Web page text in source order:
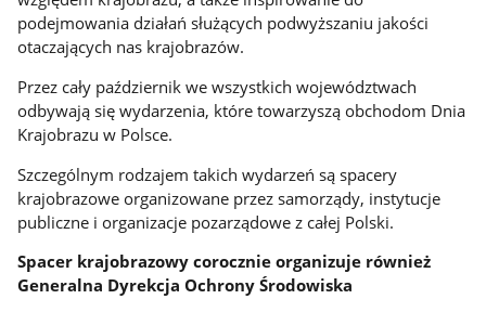
podejmowania działań służących podwyższaniu jakości
otaczających nas krajobrazów.
Przez cały październik we wszystkich województwach
odbywają się wydarzenia, które towarzyszą obchodom Dnia
Krajobrazu w Polsce.
Szczególnym rodzajem takich wydarzeń są spacery
krajobrazowe organizowane przez samorządy, instytucje
publiczne i organizacje pozarządowe z całej Polski.
Spacer krajobrazowy corocznie organizuje również
Generalna Dyrekcja Ochrony Środowiska